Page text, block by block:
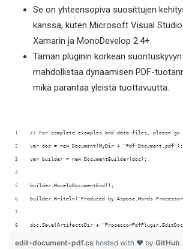
Se on yhteensopiva suosittujen
kanssa, kuten Microsoft Visual
Xamarin ja MonoDevelop 2.4+.
Tämän pluginin korkean
mahdollistaa dynaamisen PDF-
mikä parantaa yleistä tuottavuutta.
doc.Save(ArtifactsDir +
edit-document-pdf.cs hosted with ❤ by GitHub